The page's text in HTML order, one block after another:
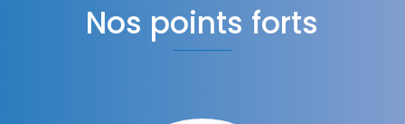
Nos points forts